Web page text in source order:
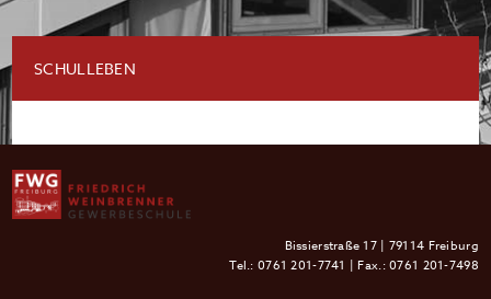
SCHULLEBEN
Bissierstraße 17 | 79114 Freiburg
Tel.: 0761 201-7741 | Fax.: 0761 201-7498